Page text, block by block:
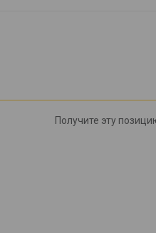
Получите эту